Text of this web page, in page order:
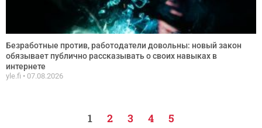
Безработные против, работодатели довольны: новый закон
обязывает публично рассказывать о своих навыках в
интернете
yle.fi 07.08.2026
1 2 3 4 5